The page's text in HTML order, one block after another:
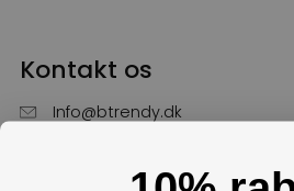
Kontakt os
Info@btrendy.dk